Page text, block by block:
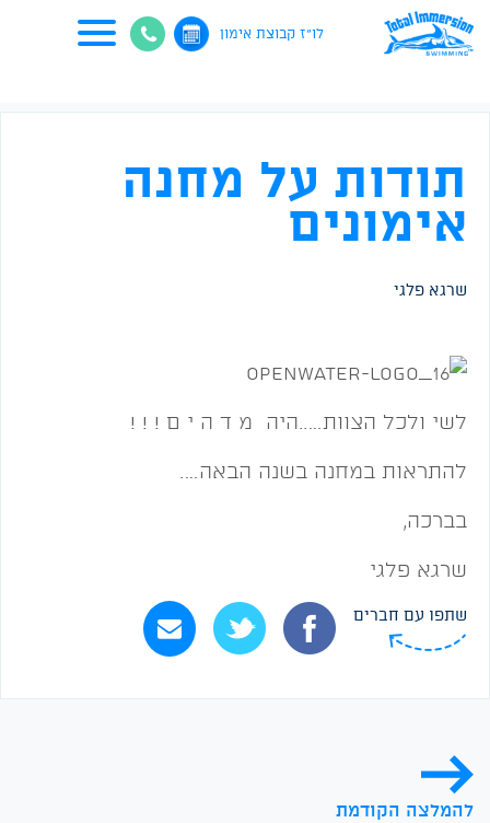
לו"ז קבוצת אימון
תודות על מחנה
אימונים
שרגא פלגי
לשי ולכל הצוות…..היה מ ד ה י ם ! ! !
להתראות במחנה בשנה הבאה….
בברכה,
שרגא פלגי
שתפו עם חברים
להמלצה הקודמת